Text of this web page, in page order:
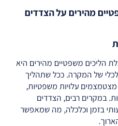
מהירים על הצדדים
הליכים משפטיים מהירים היא
של המקרה. ככל שתהליך
עלויות משפטיות,
במקרים רבים, הצדדים
בזמן וכלכלה, מה שמאפשר